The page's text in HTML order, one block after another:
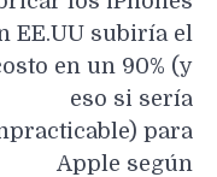
EE.UU subiría el
en un 90% (y
eso si sería
para
Apple según